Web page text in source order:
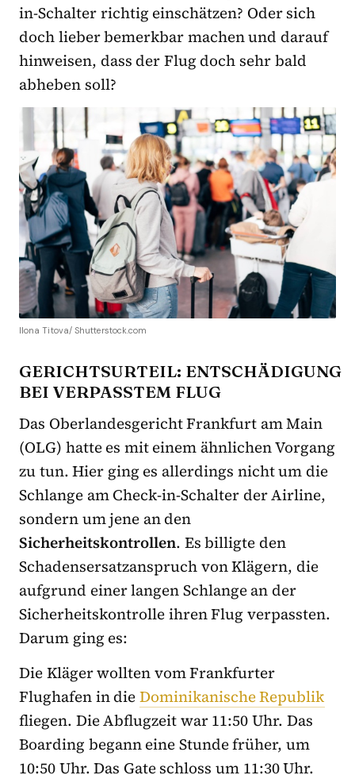
in-Schalter richtig einschätzen? Oder sich
doch lieber bemerkbar machen und darauf
hinweisen, dass der Flug doch sehr bald
abheben soll?
Ilona Titova/ Shutterstock.com
GERICHTSURTEIL: ENTSCHÄDIGUNG
BEI VERPASSTEM FLUG
Das Oberlandesgericht Frankfurt am Main
(OLG) hatte es mit einem ähnlichen Vorgang
zu tun. Hier ging es allerdings nicht um die
Schlange am Check-in-Schalter der Airline,
sondern um jene an den
Sicherheitskontrollen. Es billigte den
Schadensersatzanspruch von Klägern, die
aufgrund einer langen Schlange an der
Sicherheitskontrolle ihren Flug verpassten.
Darum ging es:
Die Kläger wollten vom Frankfurter
Flughafen in dieDominikanische Republik
fliegen. Die Abflugzeit war 11:50 Uhr. Das
Boarding begann eine Stunde früher, um
10:50 Uhr. Das Gate schloss um 11:30 Uhr.